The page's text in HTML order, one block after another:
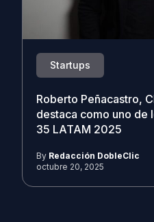
Startups
Roberto Peñacastro,
destaca como uno de
35 LATAM 2025
By Redacción DobleClic
octubre 20, 2025